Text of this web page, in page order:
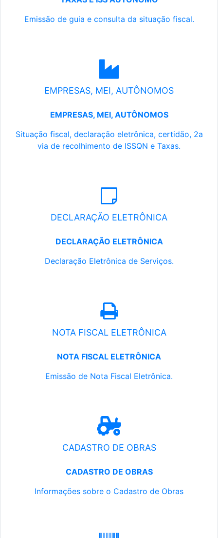
Emissão de guia e consulta da situação fiscal.
EMPRESAS, MEI, AUTÔNOMOS
EMPRESAS, MEI, AUTÔNOMOS
Situação fiscal, declaração eletrônica, certidão, 2a
via de recolhimento de ISSQN e Taxas.
DECLARAÇÃO ELETRÔNICA
DECLARAÇÃO ELETRÔNICA
Declaração Eletrônica de Serviços.
NOTA FISCAL ELETRÔNICA
NOTA FISCAL ELETRÔNICA
Emissão de Nota Fiscal Eletrônica.
CADASTRO DE OBRAS
CADASTRO DE OBRAS
Informações sobre o Cadastro de Obras